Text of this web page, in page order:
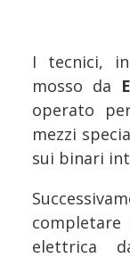
I tecnici,
mosso da
operato
mezzi
sui binari
elettrica